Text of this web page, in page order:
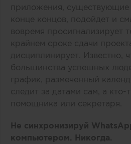
приложения, существующие
конце концов, подойдет и
вовремя просигнализирует
крайнем сроке сдачи
дисциплинирует. Известно,
большинства успешных
график, размеченный
следит за датами сам, а кто-
помощника или секретаря.
Не синхронизируй
компьютером. Никогда.